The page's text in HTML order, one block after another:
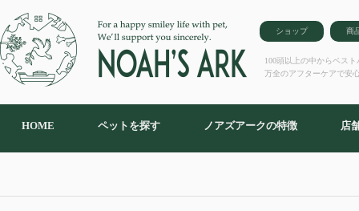
ショップ 商
100頭以上の中からベス
万全のアフターケアで安
HOME ペットを探す ノアズアークの特徴 店